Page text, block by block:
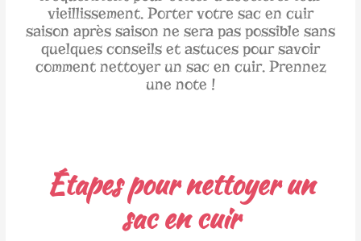
vieillissement. Porter votre sac en cuir
saison après saison ne sera pas possible sans
quelques conseils et astuces pour savoir
comment nettoyer un sac en cuir. Prennez
une note !
Étapes pour nettoyer un
sac en cuir